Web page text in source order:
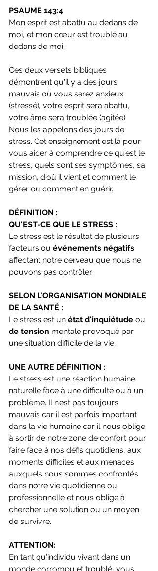
PSAUME 143:4
Mon esprit est abattu au dedans de
moi, et mon cœur est troublé au
dedans de moi.
Ces deux versets bibliques
démontrent qu'il y a des jours
mauvais où vous serez anxieux
(stressé), votre esprit sera abattu,
votre âme sera troublée (agitée).
Nous les appelons des jours de
stress. Cet enseignement est là pour
vous aider à comprendre ce qu'est le
stress, quels sont ses symptômes, sa
mission, d'où il vient et comment le
gérer ou comment en guérir.
DÉFINITION :
QU'EST-CE QUE LE STRESS :
Le stress est le résultat de plusieurs
facteurs ou événements négatifs
affectant notre cerveau que nous ne
pouvons pas contrôler.
SELON L'ORGANISATION MONDIALE
DE LA SANTÉ :
Le stress est un état d'inquiétude ou
de tension mentale provoqué par
une situation difficile de la vie.
UNE AUTRE DÉFINITION :
Le stress est une réaction humaine
naturelle face à une difficulté ou à un
problème. Il n’est pas toujours
mauvais car il est parfois important
dans la vie humaine car il nous oblige
à sortir de notre zone de confort pour
faire face à nos défis quotidiens, aux
moments difficiles et aux menaces
auxquels nous sommes confrontés
dans notre vie quotidienne ou
professionnelle et nous oblige à
chercher une solution ou un moyen
de survivre.
ATTENTION:
En tant qu'individu vivant dans un
monde corrompu et troublé, vous